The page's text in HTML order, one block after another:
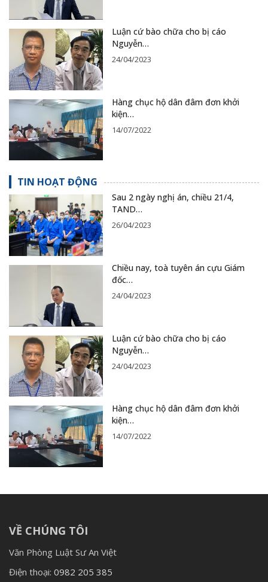
Luận cứ bào chữa cho bị cáo
Nguyễn…
24/04/2023
Hàng chục hộ dân đâm đơn khởi
kiện…
14/07/2022
TIN HOẠT ĐỘNG
Sau 2 ngày nghị án, chiều 21/4,
TAND…
26/04/2023
Chiều nay, toà tuyên án cựu Giám
đốc…
24/04/2023
Luận cứ bào chữa cho bị cáo
Nguyễn…
24/04/2023
Hàng chục hộ dân đâm đơn khởi
kiện…
14/07/2022
VỀ CHÚNG TÔI
Văn Phòng Luật Sư An Việt
Điện thoại: 0982 205 385